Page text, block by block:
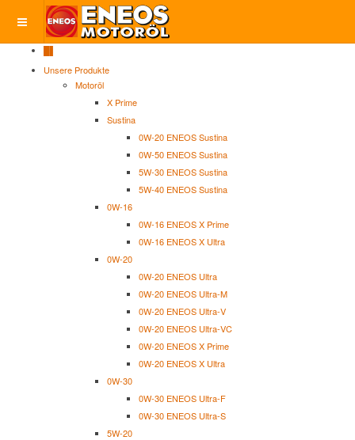
█▌
Unsere Produkte
Motoröl
X Prime
Sustina
0W-20 ENEOS Sustina
0W-50 ENEOS Sustina
5W-30 ENEOS Sustina
5W-40 ENEOS Sustina
0W-16
0W-16 ENEOS X Prime
0W-16 ENEOS X Ultra
0W-20
0W-20 ENEOS Ultra
0W-20 ENEOS Ultra-M
0W-20 ENEOS Ultra-V
0W-20 ENEOS Ultra-VC
0W-20 ENEOS X Prime
0W-20 ENEOS X Ultra
0W-30
0W-30 ENEOS Ultra-F
0W-30 ENEOS Ultra-S
5W-20